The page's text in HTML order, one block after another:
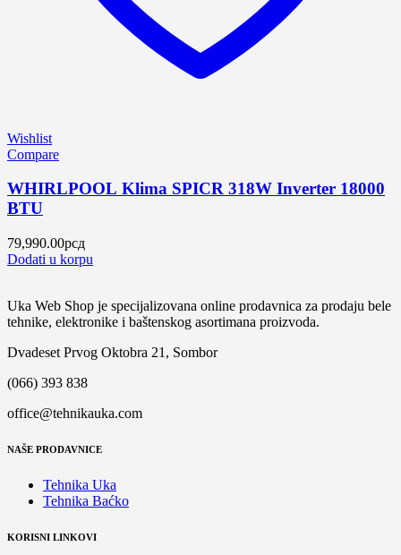
Wishlist
Compare
WHIRLPOOL Klima SPICR 318W Inverter 18000
BTU
79,990.00рсд
Dodati u korpu
Uka Web Shop je specijalizovana online prodavnica za prodaju bele
tehnike, elektronike i baštenskog asortimana proizvoda.
Dvadeset Prvog Oktobra 21, Sombor
(066) 393 838
office@tehnikauka.com
NAŠE PRODAVNICE
Tehnika Uka
Tehnika Baćko
KORISNI LINKOVI